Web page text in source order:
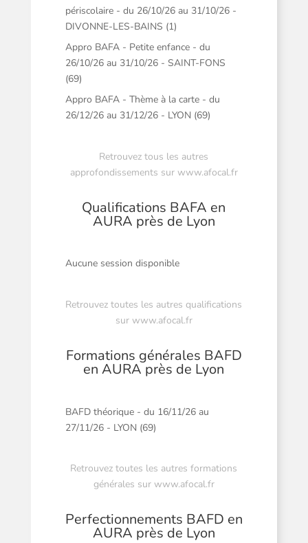
périscolaire - du 26/10/26 au 31/10/26 -
DIVONNE-LES-BAINS (1)
Appro BAFA - Petite enfance - du
26/10/26 au 31/10/26 - SAINT-FONS
(69)
Appro BAFA - Thème à la carte - du
26/12/26 au 31/12/26 - LYON (69)
Retrouvez tous les autres
approfondissements sur www.afocal.fr
Qualifications BAFA en
AURA près de Lyon
Aucune session disponible
Retrouvez toutes les autres qualifications
sur www.afocal.fr
Formations générales BAFD
en AURA près de Lyon
BAFD théorique - du 16/11/26 au
27/11/26 - LYON (69)
Retrouvez toutes les autres formations
générales sur www.afocal.fr
Perfectionnements BAFD en
AURA près de Lyon